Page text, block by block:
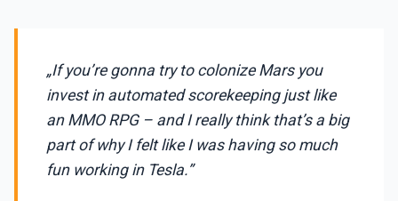
„If you’re gonna try to colonize Mars you
invest in automated scorekeeping just like
an MMO RPG – and I really think that’s a big
part of why I felt like I was having so much
fun working in Tesla.”